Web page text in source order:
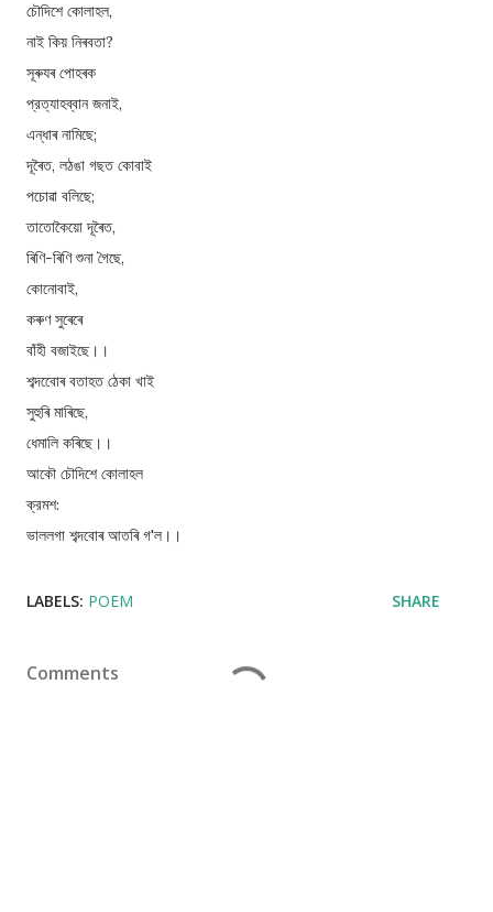
চৌদিশে কোলাহল,
নাই কিয় নিৰবতা?
সূৰুযৰ পোহৰক
প্রত্যাহব্বান জনাই,
এন্ধাৰ নামিছে;
দূৰৈত, লঠঙা গছত কোবাই
পচোৱা বলিছে;
তাতোকৈয়ো দূৰৈত,
ৰিণি-ৰিণি শুনা গৈছে,
কোনোবাই,
কৰুণ সুৰেৰে
বাঁহী বজাইছে।।
শব্দবোেৰ বতাহত ঠেকা খাই
সুহুৰি মাৰিছে,
ধেমালি কৰিছে।।
আকৌ চৌদিশে কোলাহল
ক্রমশ:
ভাললগা শব্দবোৰ আতৰি গ'ল।।
LABELS: POEM SHARE
Comments